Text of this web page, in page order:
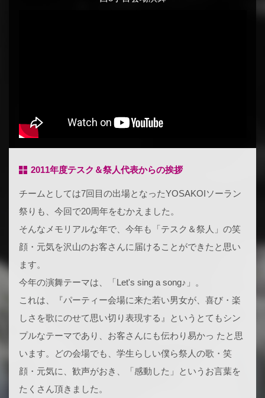
2011年度テスク＆祭人代表からの挨拶
チームとしては7回目の出場となったYOSAKOIソーラン
祭りも、今回で20周年をむかえました。
そんなメモリアルな年で、今年も「テスク＆祭人」の笑
顔・元気を沢山のお客さんに届けることができたと思い
ます。
今年の演舞テーマは、「Let's sing a song♪」。
これは、『パーティー会場に来た若い男女が、喜び・楽
しさを歌にのせて思い切り表現する』というとてもシン
プルなテーマであり、お客さんにも伝わり易かっ たと思
います。どの会場でも、学生らしい僕ら祭人の歌・笑
顔・元気に、歓声がおき、「感動した」というお言葉を
たくさん頂きました。